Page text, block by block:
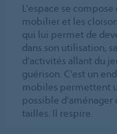
L'espace se
mobilier et les
qui lui permet de
dans son utilisation,
d'activités allant du
guérison. C'est un
mobiles permettent
possible d'aménager
tailles. Il respire.